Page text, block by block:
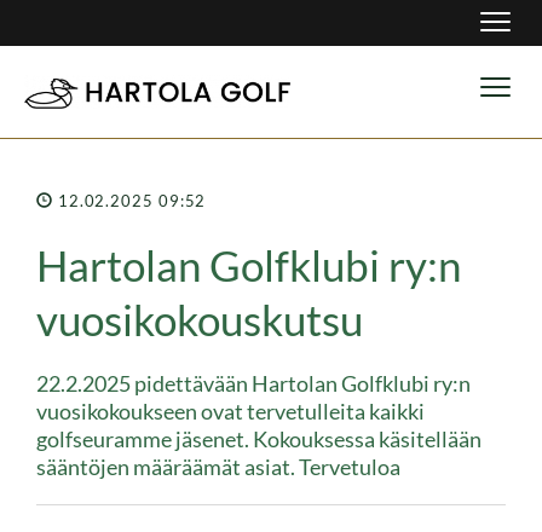
12.02.2025 09:52
Hartolan Golfklubi ry:n
vuosikokouskutsu
22.2.2025 pidettävään Hartolan Golfklubi ry:n
vuosikokoukseen ovat tervetulleita kaikki
golfseuramme jäsenet. Kokouksessa käsitellään
sääntöjen määräämät asiat. Tervetuloa